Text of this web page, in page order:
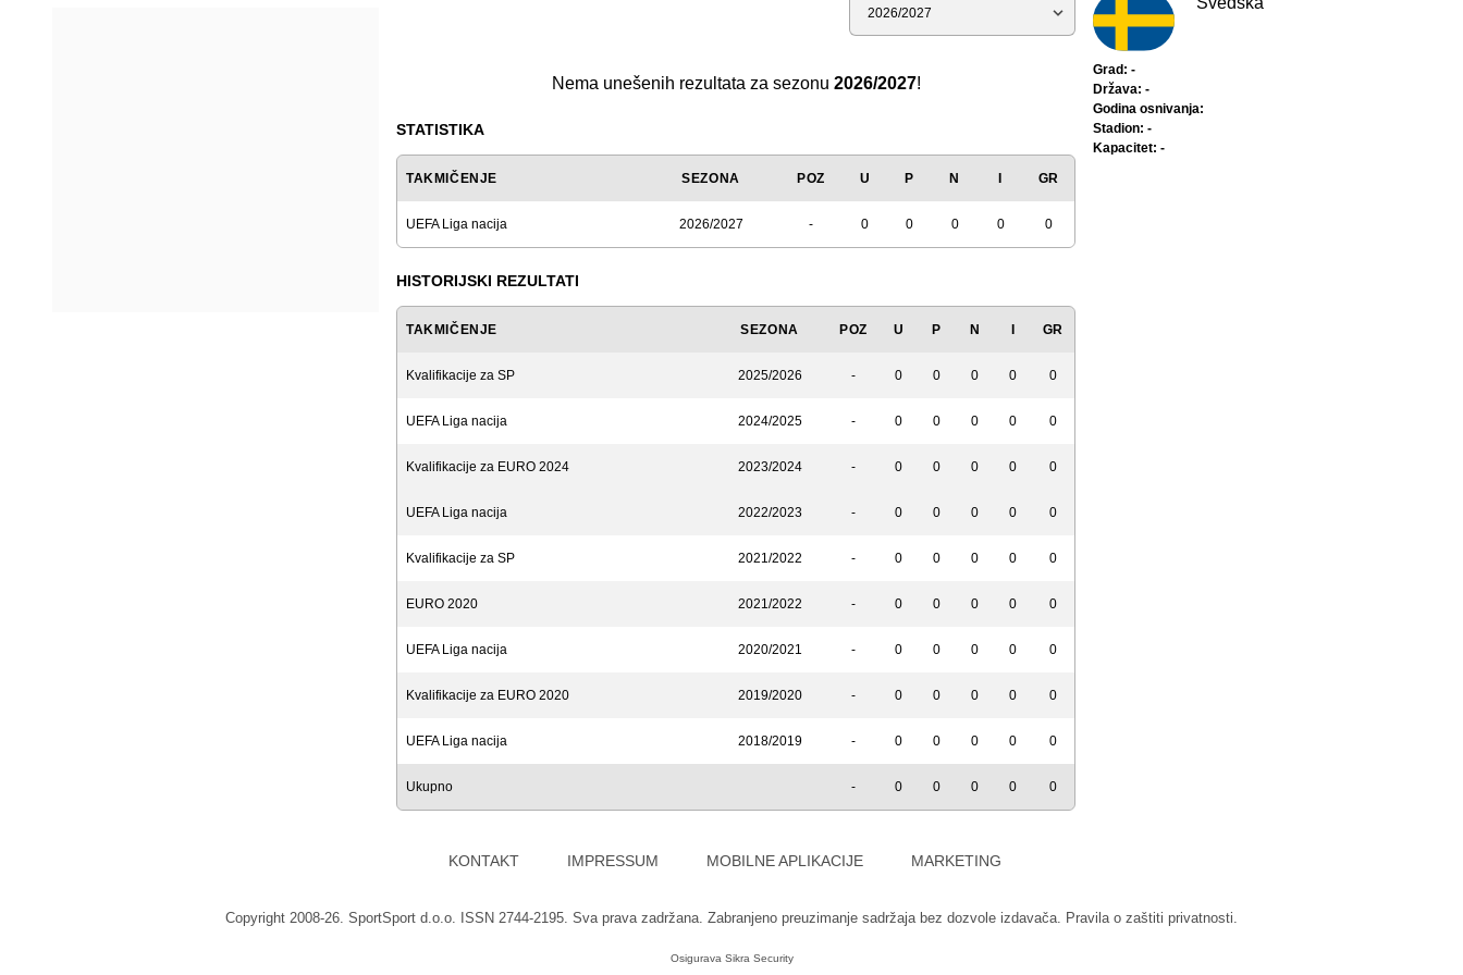
Nema unešenih rezultata za sezonu 2026/2027!
STATISTIKA
TAKMIČENJE SEZONA POZ U P N GR
UEFA Liga nacija 2026/2027 - 0 0 0 0 0
HISTORIJSKI REZULTATI
TAKMIČENJE SEZONA POZ U P N GR
Kvalifikacije za SP 2025/2026 - 0 0 0 0 0
UEFA Liga nacija 2024/2025 - 0 0 0 0 0
Kvalifikacije za EURO 2024 2023/2024 - 0 0 0 0 0
UEFA Liga nacija 2022/2023 - 0 0 0 0 0
Kvalifikacije za SP 2021/2022 - 0 0 0 0 0
EURO 2020 2021/2022 - 0 0 0 0 0
UEFA Liga nacija 2020/2021 - 0 0 0 0 0
Kvalifikacije za EURO 2020 2019/2020 - 0 0 0 0 0
UEFA Liga nacija 2018/2019 - 0 0 0 0 0
Ukupno - 0 0 0 0 0
Grad: -
Država: -
Godina osnivanja:
Stadion: -
Kapacitet: -
KONTAKT IMPRESSUM MOBILNE APLIKACIJE MARKETING
Copyright 2008-26. SportSport d.o.o. ISSN 2744-2195. Sva prava zadržana. Zabranjeno preuzimanje sadržaja bez dozvole izdavača. Pravila o zaštiti privatnosti.
Osigurava Sikra Security